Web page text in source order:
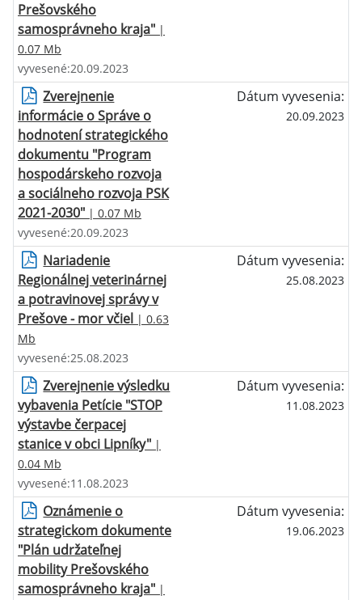
Prešovského
samosprávneho kraja" |
0.07 Mb
vyvesené:20.09.2023
Zverejnenie
informácie o Správe o
hodnotení strategického
dokumentu "Program
hospodárskeho rozvoja
a sociálneho rozvoja PSK
2021-2030" | 0.07 Mb
Dátum vyvesenia:
20.09.2023
vyvesené:20.09.2023
Nariadenie
Regionálnej veterinárnej
a potravinovej správy v
Prešove - mor včiel | 0.63
Mb
Dátum vyvesenia:
25.08.2023
vyvesené:25.08.2023
Zverejnenie výsledku
vybavenia Petície "STOP
výstavbe čerpacej
stanice v obci Lipníky" |
0.04 Mb
Dátum vyvesenia:
11.08.2023
vyvesené:11.08.2023
Oznámenie o
strategickom dokumente
"Plán udržateľnej
mobility Prešovského
samosprávneho kraja" |
Dátum vyvesenia:
19.06.2023